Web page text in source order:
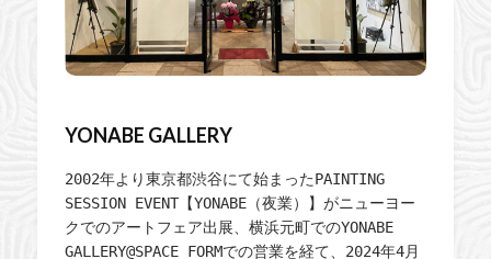
YONABE GALLERY
2002年より東京都渋谷にて始まったPAINTING
SESSION EVENT【YONABE（夜業）】がニューヨー
クでのアートフェア出展、横浜元町でのYONABE
GALLERY@SPACE FORMでの営業を経て、2024年4月